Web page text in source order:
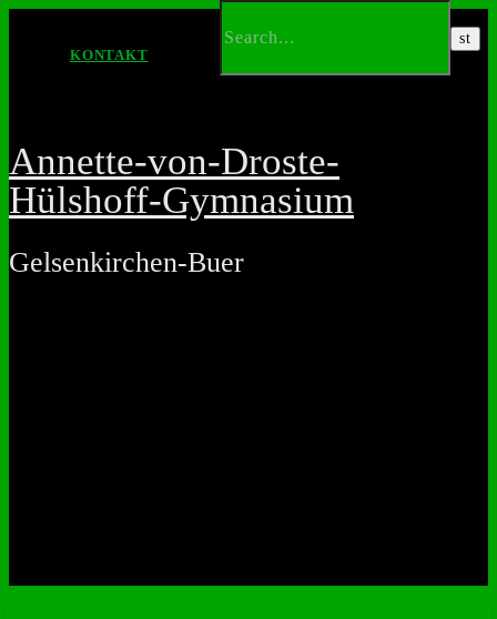
KONTAKT
Annette-von-Droste-
Hülshoff-Gymnasium
Gelsenkirchen-Buer